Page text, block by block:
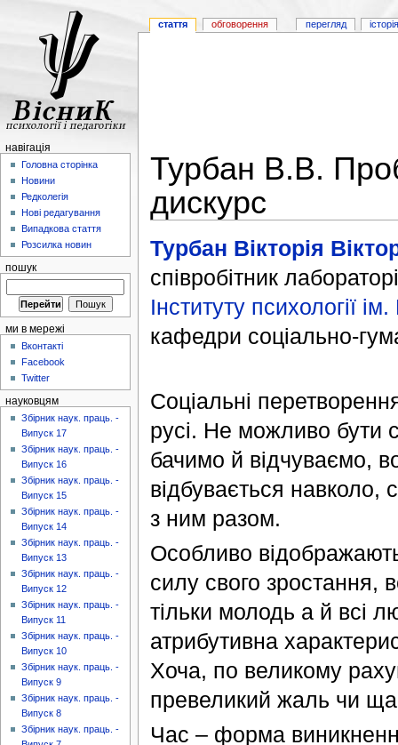
Турбан В.В.
дискурс
Турбан Вікторія
співробітник
Інституту психології
кафедри соціально-
Соціальні
русі. Не можливо бути
бачимо й відчуваємо,
відбувається навколо,
з ним разом.
Особливо
силу свого зростання,
тільки молодь а й всі
атрибутивна
Хоча, по великому
превеликий жаль чи
Час – форма
стаття обговорення перегляд
навігація
Головна сторінка
Новини
Редколегія
Нові редагування
Випадкова стаття
Розсилка новин
пошук
ми в мережі
Вконтакті
Facebook
Twitter
науковцям
Збірник наук. праць. -
Випуск 17
Збірник наук. праць. -
Випуск 16
Збірник наук. праць. -
Випуск 15
Збірник наук. праць. -
Випуск 14
Збірник наук. праць. -
Випуск 13
Збірник наук. праць. -
Випуск 12
Збірник наук. праць. -
Випуск 11
Збірник наук. праць. -
Випуск 10
Збірник наук. праць. -
Випуск 9
Збірник наук. праць. -
Випуск 8
Збірник наук. праць. -